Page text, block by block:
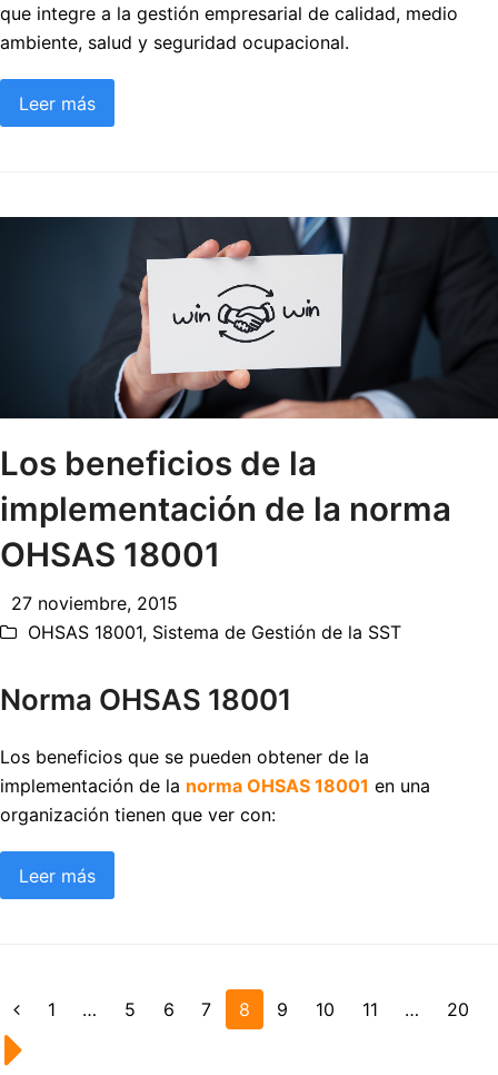
que integre a la gestión empresarial de calidad, medio
ambiente, salud y seguridad ocupacional.
Leer más
Los beneficios de la
implementación de la norma
OHSAS 18001
27 noviembre, 2015
OHSAS 18001, Sistema de Gestión de la SST
Norma OHSAS 18001
Los beneficios que se pueden obtener de la
implementación de la norma OHSAS 18001 en una
organización tienen que ver con:
Leer más
AnteriorPage
1 … Page
5 Page
6 Page
7 Page
8 Page
9 Page
10 Page
11 … Page
20
Siguiente